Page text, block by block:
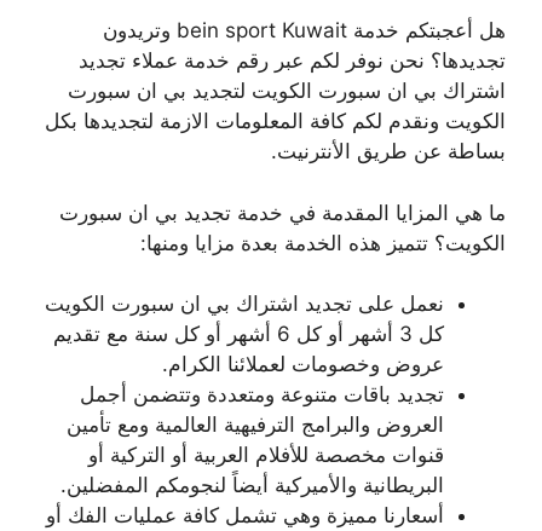
هل أعجبتكم خدمة bein sport Kuwait وتريدون
تجديدها؟ نحن نوفر لكم عبر رقم خدمة عملاء تجديد
اشتراك بي ان سبورت الكويت لتجديد بي ان سبورت
الكويت ونقدم لكم كافة المعلومات الازمة لتجديدها بكل
بساطة عن طريق الأنترنيت.
ما هي المزايا المقدمة في خدمة تجديد بي ان سبورت
الكويت؟ تتميز هذه الخدمة بعدة مزايا ومنها:
نعمل على تجديد اشتراك بي ان سبورت الكويت
كل 3 أشهر أو كل 6 أشهر أو كل سنة مع تقديم
عروض وخصومات لعملائنا الكرام.
تجديد باقات متنوعة ومتعددة وتتضمن أجمل
العروض والبرامج الترفيهية العالمية ومع تأمين
قنوات مخصصة للأفلام العربية أو التركية أو
البريطانية والأميركية أيضاً لنجومكم المفضلين.
أسعارنا مميزة وهي تشمل كافة عمليات الفك أو